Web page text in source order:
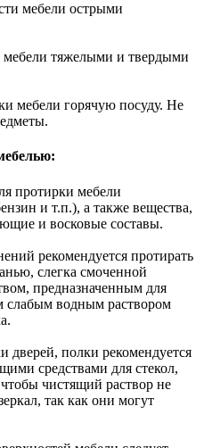
мебели острыми
мебели тяжелыми и твердыми
мебели горячую посуду. Не
протирки мебели
и т.п.), а также вещества,
и восковые составы.
рекомендуется протирать
слегка смоченной
предназначенным для
слабым водным раствором
дверей, полки рекомендуется
средствами для стекол,
чистящий раствор не
так как они могут